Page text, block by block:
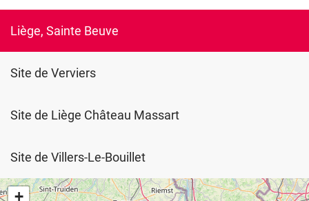
+
Liège, Sainte Beuve
Site de Verviers
Site de Liège Château Massart
Site de Villers-Le-Bouillet